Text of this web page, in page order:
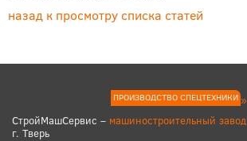
назад к просмотру списка статей
ПРОИЗВОДСТВО СПЕЦТЕХНИКИ
СтройМашСервис – машиностроительный завод
г. Тверь